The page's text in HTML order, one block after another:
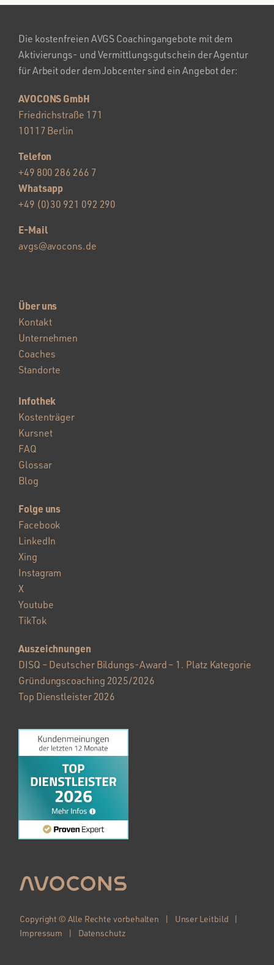
Die kostenfreien AVGS Coachingangebote mit dem
Aktivierungs- und Vermittlungsgutschein der Agentur
für Arbeit oder dem Jobcenter sind ein Angebot der:
AVOCONS GmbH
Friedrichstraße 171
10117 Berlin
Telefon
+49 800 286 266 7
Whatsapp
+49 (0)30 921 092 290
E-Mail
avgs@avocons.de
Über uns
Kontakt
Unternehmen
Coaches
Standorte
Infothek
Kostenträger
Kursnet
FAQ
Glossar
Blog
Folge uns
Facebook
LinkedIn
Xing
Instagram
X
Youtube
TikTok
Auszeichnungen
DISQ – Deutscher Bildungs-Award – 1. Platz Kategorie
Gründungscoaching 2025/2026
Top Dienstleister 2026
Copyright © Alle Rechte vorbehalten | Unser Leitbild |
Impressum | Datenschutz